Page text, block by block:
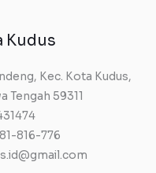
Kudus
Kec. Kota Kudus,
Tengah 59311
816-776